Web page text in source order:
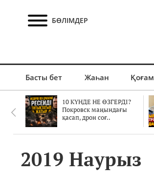
БӨЛІМДЕР
Басты бет Жаһан Қоғам
10 КҮНДЕ НЕ ӨЗГЕРДІ?
Покровск маңындағы
қасап, дрон соғ..
2019 Наурыз